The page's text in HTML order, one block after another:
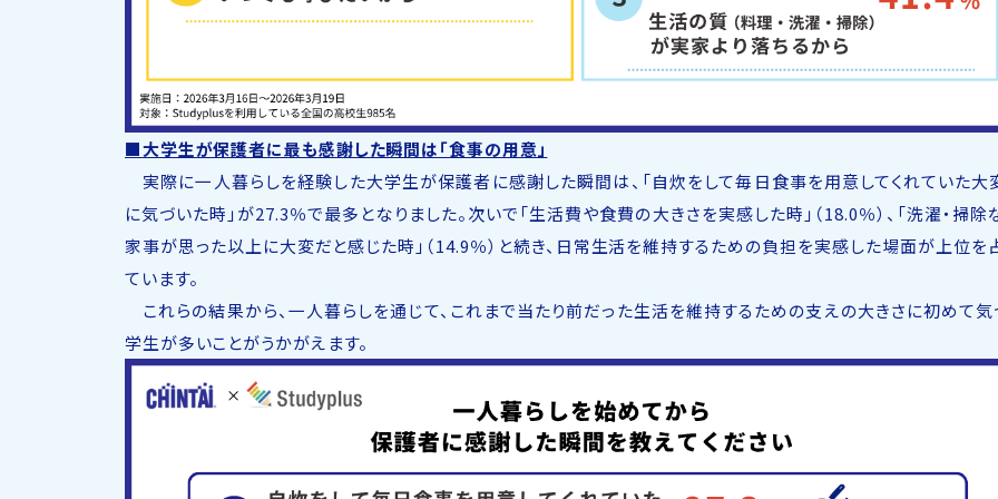
■大学生が保護者に最も感謝した瞬間は「食事の用意」
実際に一人暮らしを経験した大学生が保護者に感謝した瞬間は、「自炊をして毎日食事を用意してくれていた大
に気づいた時」が27.3％で最多となりました。次いで「生活費や食費の大きさを実感した時」（18.0％）、「洗濯・掃除
家事が思った以上に大変だと感じた時」（14.9％）と続き、日常生活を維持するための負担を実感した場面が上位を
ています。
これらの結果から、一人暮らしを通じて、これまで当たり前だった生活を維持するための支えの大きさに初めて気
学生が多いことがうかがえます。